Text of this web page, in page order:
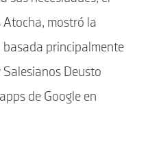
mostró la
basada principalmente
Deusto
de Google en